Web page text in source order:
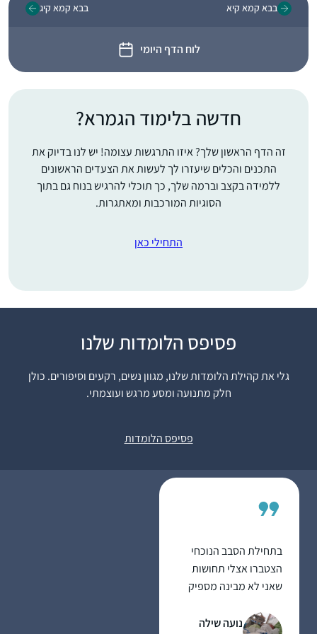
בבא קמא קיא
לוח הדף היומי
בבא קמא קיג
חדשה בלימוד הגמרא?
זה הדף הראשון שלך? איזו התרגשות עצומה! יש לנו בדיוק את
התכנים והכלים שיעזרו לך לעשות את הצעדים הראשונים
ללמידה בקצב וברמה שלך, כך תוכלי להרגיש בנוח גם בתוך
הסוגיות המורכבות ומאתגרות.
התחילי כאן
פסיפס הלומדות שלנו
גלי את קהילת הלומדות שלנו, מגוון נשים, רקעים וסיפורים. כולן
חלק מתנועה ומסע מרגש ועוצמתי.
פסיפס הלומדות
התחלתי ללמוד בסבב
.הסביבה מתפעלת
ותומכת מאוד. אני
ההסכתים הנוספים שיש
שמחכות בקוצר רוח
למפגשים האלו.
יהוד, ישראל
בתחילת הסבב הנוכחי
הצטברו אצלי תחושות
שאני לא מבינה מספיק
מקיימת בכל יום. כמו כן,
נועה שילה